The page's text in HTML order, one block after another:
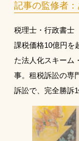
記事の監修者
税理士・行政書士
課税価格10億円を
た法人化スキーム
事。租税訴訟の専
訴訟で、完全勝訴